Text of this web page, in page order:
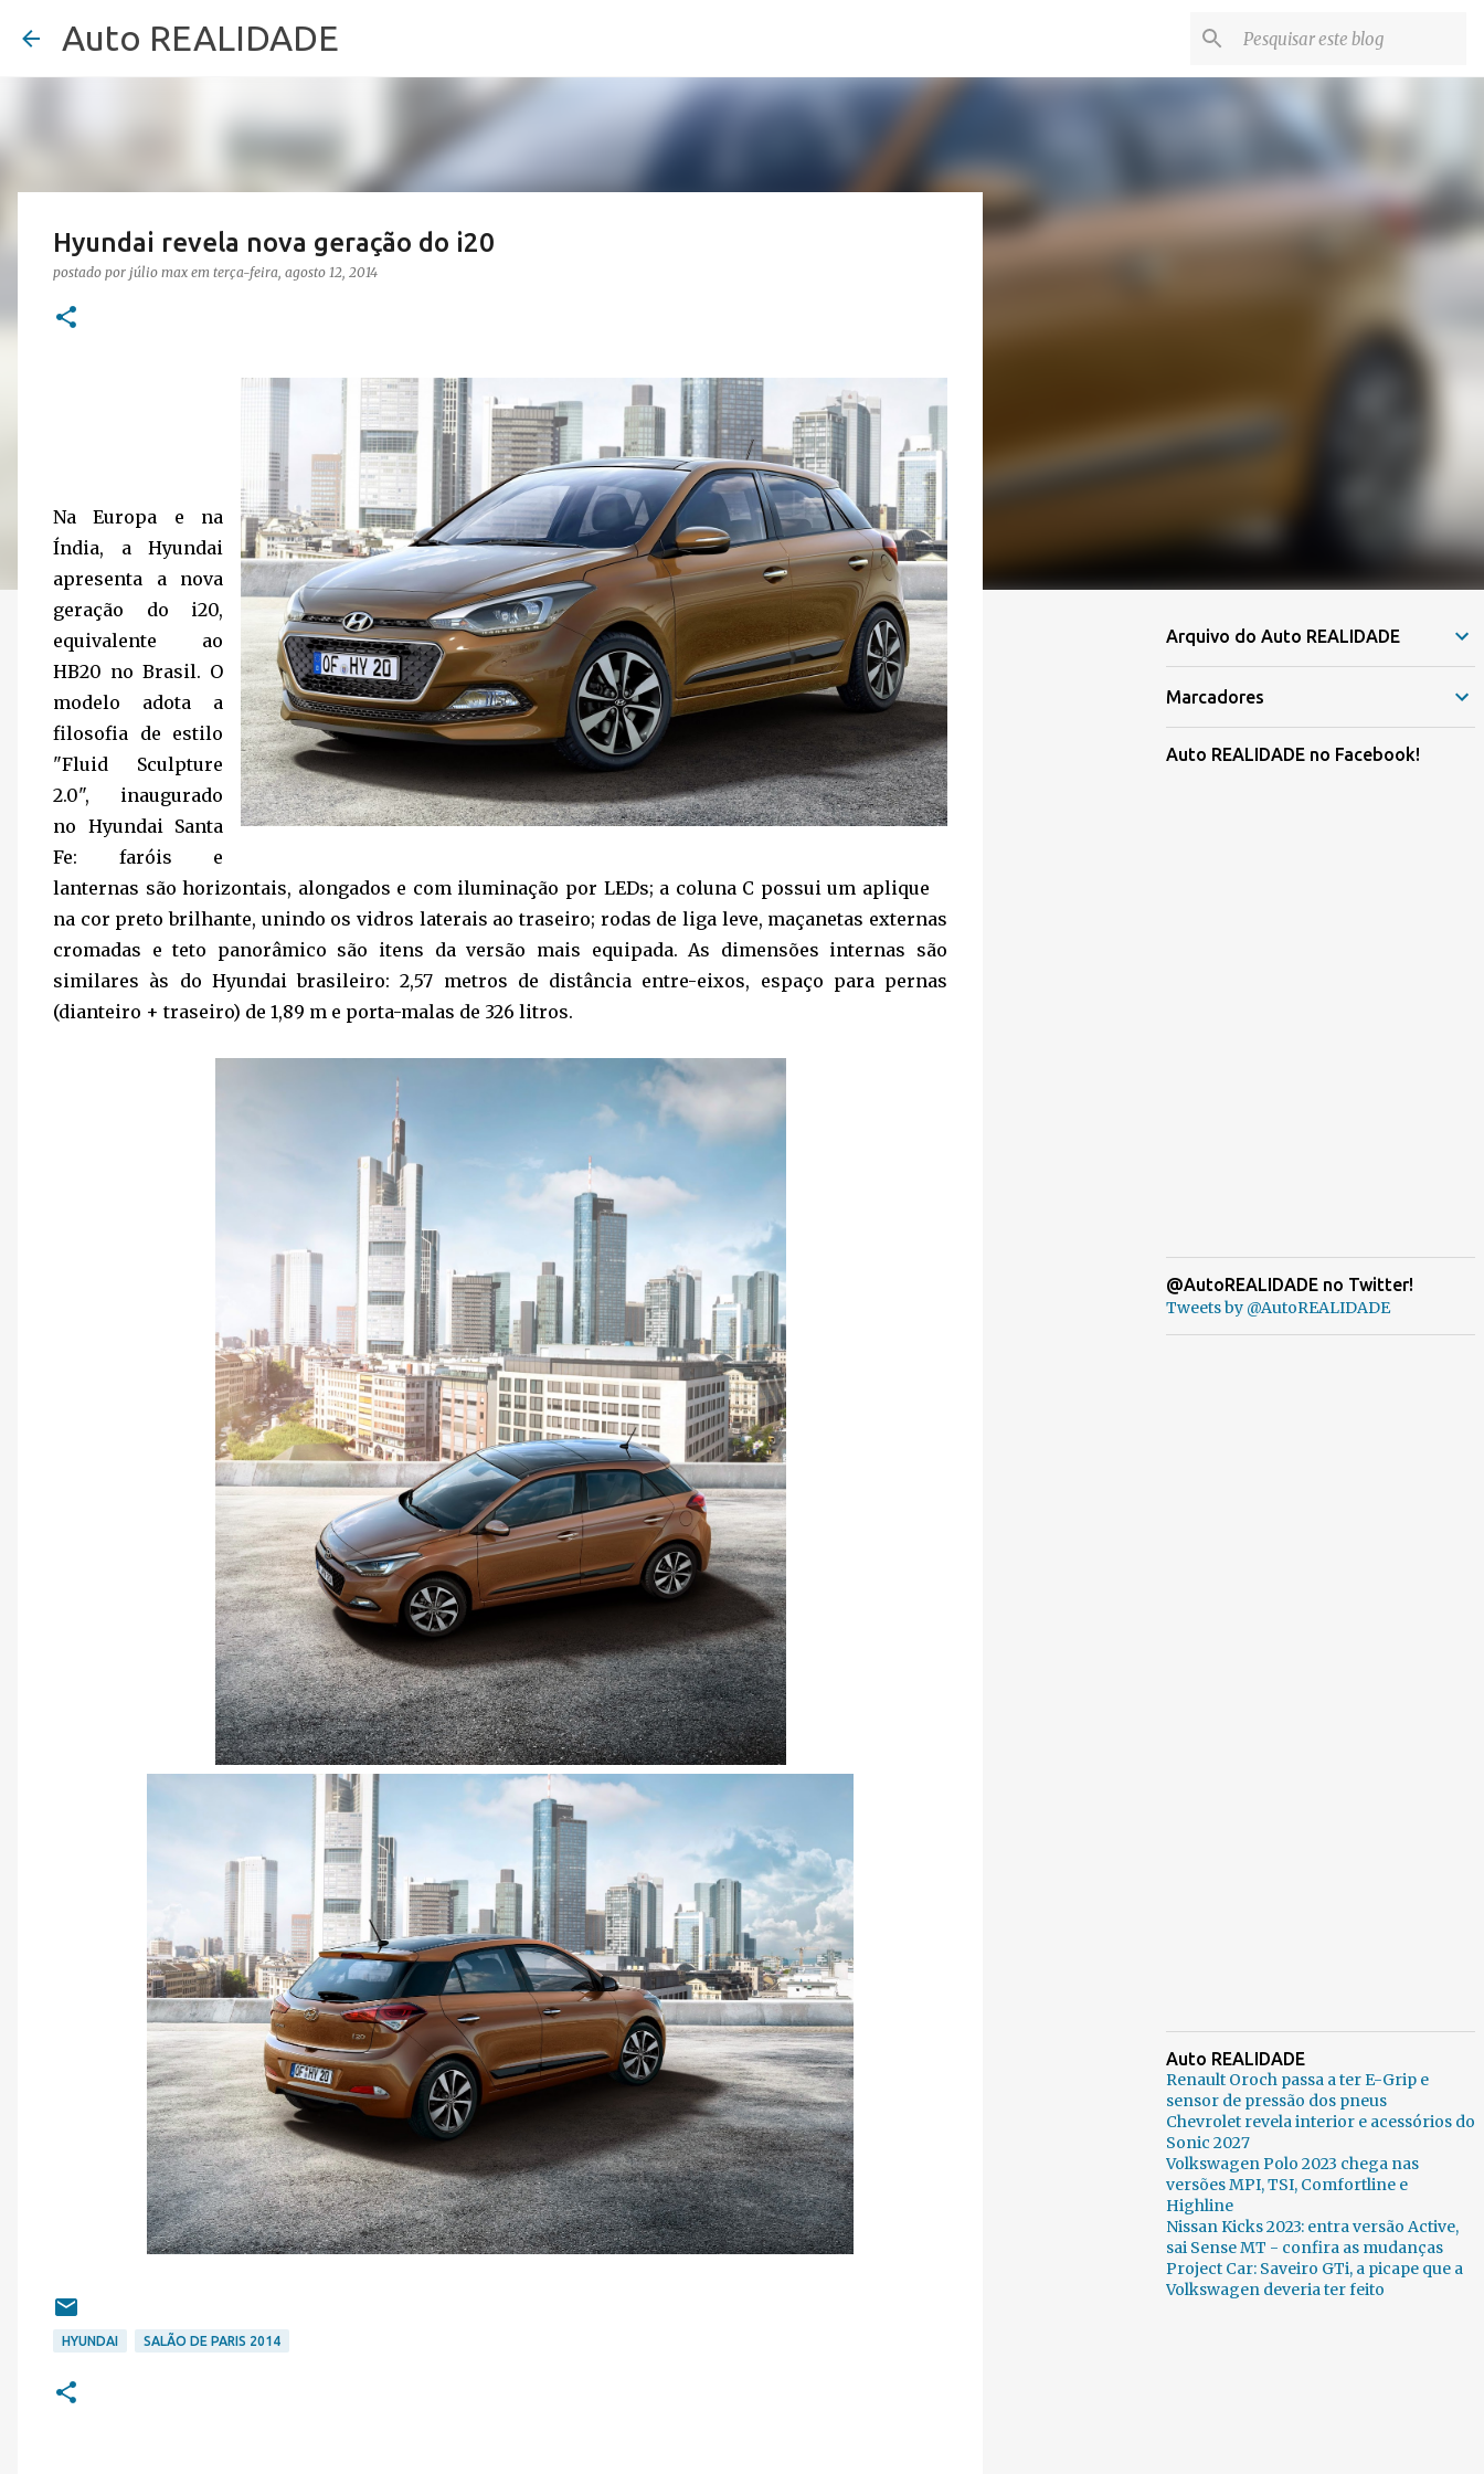
Auto REALIDADE
Hyundai revela nova geração do i20
postado por júlio max em terça-feira, agosto 12, 2014
Na Europa e na
Índia, a Hyundai
apresenta a nova
geração do i20,
equivalente ao
HB20 no Brasil. O
modelo adota a
filosofia de estilo
"Fluid Sculpture
2.0", inaugurado
no Hyundai Santa
Fe: faróis e
lanternas são horizontais, alongados e com iluminação por LEDs; a coluna C possui um aplique
na cor preto brilhante, unindo os vidros laterais ao traseiro; rodas de liga leve, maçanetas externas
cromadas e teto panorâmico são itens da versão mais equipada. As dimensões internas são
similares às do Hyundai brasileiro: 2,57 metros de distância entre-eixos, espaço para pernas
(dianteiro + traseiro) de 1,89 m e porta-malas de 326 litros.
HYUNDAI SALÃO DE PARIS 2014
Arquivo do Auto REALIDADE
Marcadores
Auto REALIDADE no Facebook!
@AutoREALIDADE no Twitter!
Tweets by @AutoREALIDADE
Auto REALIDADE
Renault Oroch passa a ter E-Grip e
sensor de pressão dos pneus
Chevrolet revela interior e acessórios do
Sonic 2027
Volkswagen Polo 2023 chega nas
versões MPI, TSI, Comfortline e
Highline
Nissan Kicks 2023: entra versão Active,
sai Sense MT - confira as mudanças
Project Car: Saveiro GTi, a picape que a
Volkswagen deveria ter feito